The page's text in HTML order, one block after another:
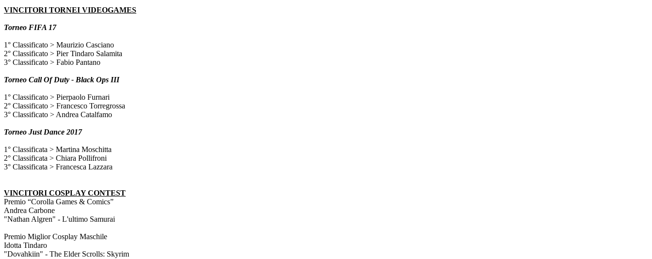
VINCITORI TORNEI VIDEOGAMES
Torneo FIFA 17
1° Classificato > Maurizio Casciano
2° Classificato > Pier Tindaro Salamita
3° Classificato > Fabio Pantano
Torneo Call Of Duty - Black Ops III
1° Classificato > Pierpaolo Furnari
2° Classificato > Francesco Torregrossa
3° Classificato > Andrea Catalfamo
Torneo Just Dance 2017
1° Classificata > Martina Moschitta
2° Classificata > Chiara Pollifroni
3° Classificata > Francesca Lazzara
VINCITORI COSPLAY CONTEST
Premio “Corolla Games & Comics”
Andrea Carbone
"Nathan Algren" - L'ultimo Samurai
Premio Miglior Cosplay Maschile
Idotta Tindaro
"Dovahkiin" - The Elder Scrolls: Skyrim